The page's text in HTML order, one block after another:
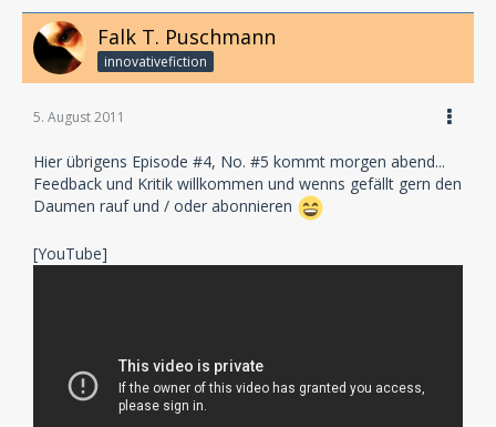
Falk T. Puschmann
innovativefiction
5. August 2011
Hier übrigens Episode #4, No. #5 kommt morgen abend...
Feedback und Kritik willkommen und wenns gefällt gern den
Daumen rauf und / oder abonnieren
[YouTube]